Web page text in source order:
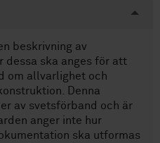
beskrivning av
dessa ska anges för att
om allvarlighet och
Denna
av svetsförband och är
anger inte hur
ska utformas